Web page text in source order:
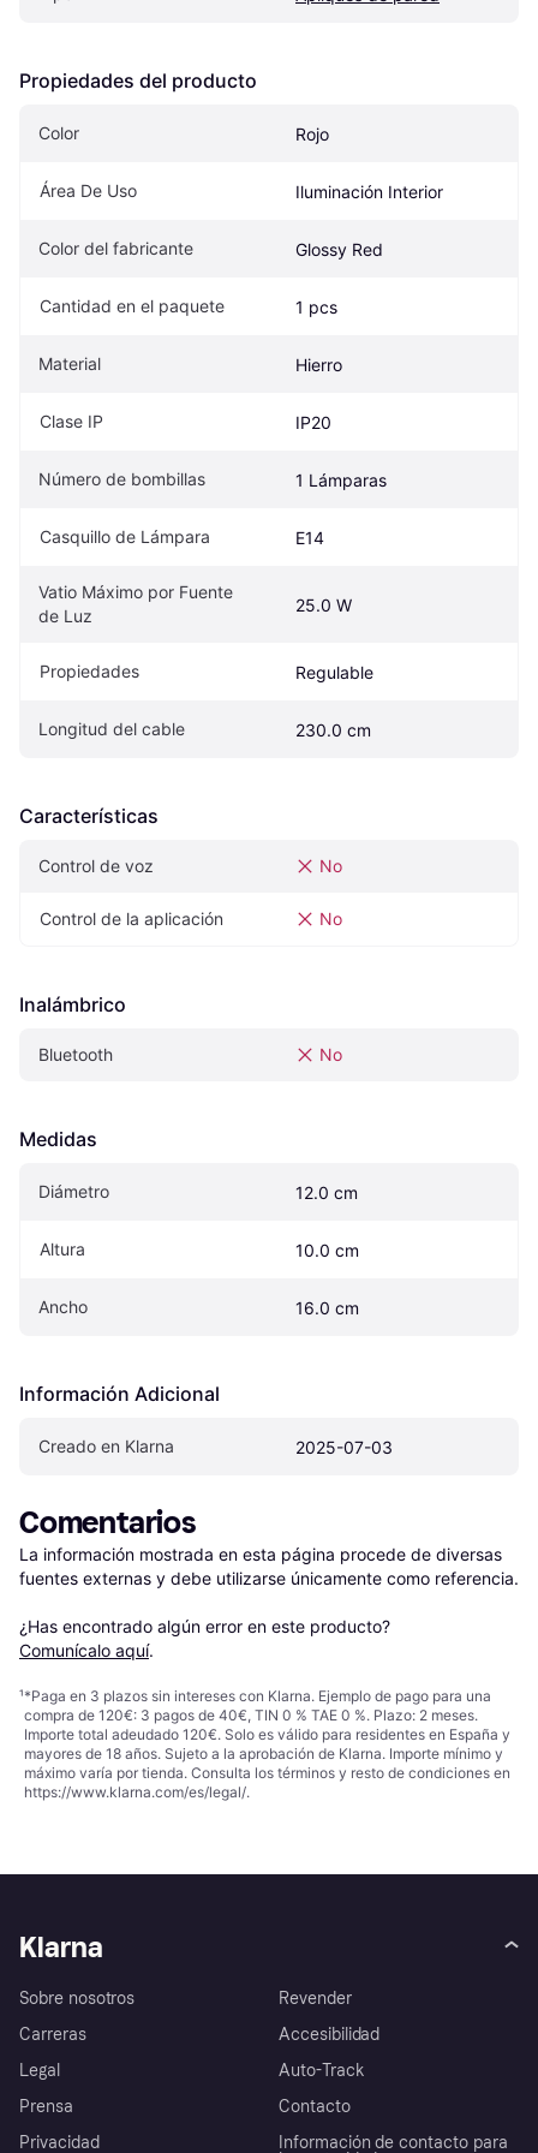
Propiedades del producto
Color Rojo
Área De Uso Iluminación Interior
Color del fabricante Glossy Red
Cantidad en el paquete 1 pcs
Material Hierro
Clase IP IP20
Número de bombillas 1 Lámparas
Casquillo de Lámpara E14
Vatio Máximo por Fuente
de Luz
25.0 W
Propiedades Regulable
Longitud del cable 230.0 cm
Características
Control de voz No
Control de la aplicación No
Inalámbrico
Bluetooth No
Medidas
Diámetro 12.0 cm
Altura 10.0 cm
Ancho 16.0 cm
Información Adicional
Creado en Klarna 2025-07-03
Comentarios
La información mostrada en esta página procede de diversas
fuentes externas y debe utilizarse únicamente como referencia.
¿Has encontrado algún error en este producto?
Comunícalo aquí.
¹*Paga en 3 plazos sin intereses con Klarna. Ejemplo de pago para una
compra de 120€: 3 pagos de 40€, TIN 0 % TAE 0 %. Plazo: 2 meses.
Importe total adeudado 120€. Solo es válido para residentes en España y
mayores de 18 años. Sujeto a la aprobación de Klarna. Importe mínimo y
máximo varía por tienda. Consulta los términos y resto de condiciones en
https://www.klarna.com/es/legal/.
Klarna
Sobre nosotros
Carreras
Legal
Prensa
Privacidad
Revender
Accesibilidad
Auto-Track
Contacto
Información de contacto para